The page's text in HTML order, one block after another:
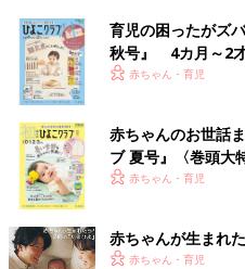
育児の困ったがズ
秋号』 4カ月～2
いっぱい！
赤ちゃん・育児
赤ちゃんのお世話
ブ 夏号』〈巻頭大
く！ おっぱい・ミ
赤ちゃん・育児
赤ちゃんが生まれ
赤ちゃん・育児